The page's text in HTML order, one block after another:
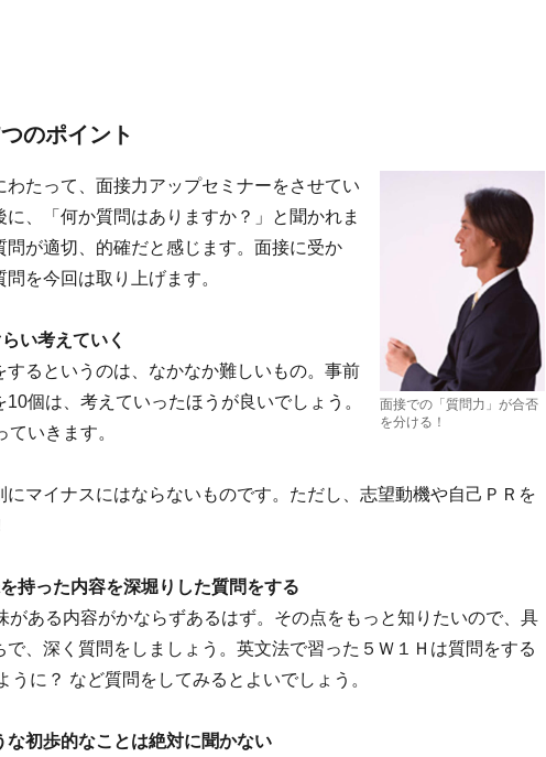
のポイント
面接での「質問力」が合否
を分ける！
たって、面接力アップセミナーをさせてい
、「何か質問はありますか？」と聞かれま
が適切、的確だと感じます。面接に受か
を今回は取り上げます。
い考えていく
るというのは、なかなか難しいもの。事前
個は、考えていったほうが良いでしょう。
いきます。
にマイナスにはならないものです。ただし、志望動機や自己ＰＲを
持った内容を深堀りした質問をする
がある内容がかならずあるはず。その点をもっと知りたいので、具
、深く質問をしましょう。英文法で習った５Ｗ１Ｈは質問をする
に？ など質問をしてみるとよいでしょう。
な初歩的なことは絶対に聞かない